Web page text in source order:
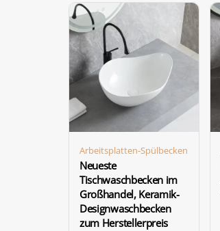
Arbeitsplatten-Spülbecken
Neueste
Tischwaschbecken im
Großhandel, Keramik-
Designwaschbecken
zum Herstellerpreis